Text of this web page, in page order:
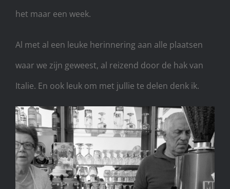
het maar een week.
Al met al een leuke herinnering aan alle plaatsen
waar we zijn geweest, al reizend door de hak van
Italie. En ook leuk om met jullie te delen denk ik.